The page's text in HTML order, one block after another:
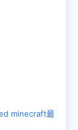
minecraft最